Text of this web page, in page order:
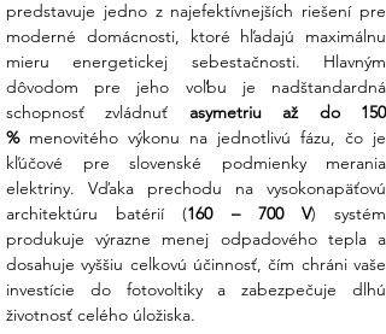
Vysokonapäťová architektúra (HV):
Podpora batérií s napätím až do 700 V
zaručuje špičkovú efektivitu pri prenose
energie medzi panelmi a úložiskom.
100 % asymetria fáz: Unikátna funkcia,
ktorá umožňuje meniču dodávať energiu
do každej fázy nezávisle podľa
aktuálneho zaťaženia. Tým sa
minimalizujú nežiaduce odbery zo siete.
AC Coupling & Retrofit: Port pre AC
väzbu umožňuje jednoducho prepojiť
menič s vaším existujúcim sieťovým
systémom a premeniť ho na
predstavuje jedno z najefektívnejších riešení pre
moderné domácnosti, ktoré hľadajú maximálnu
mieru energetickej sebestačnosti. Hlavným
dôvodom pre jeho voľbu je nadštandardná
schopnosť zvládnuť asymetriu až do 150
% menovitého výkonu na jednotlivú fázu, čo je
kľúčové pre slovenské podmienky merania
elektriny. Vďaka prechodu na vysokonapäťovú
architektúru batérií (160 – 700 V) systém
produkuje výrazne menej odpadového tepla a
dosahuje vyššiu celkovú účinnosť, čím chráni vaše
investície do fotovoltiky a zabezpečuje dlhú
životnosť celého úložiska.